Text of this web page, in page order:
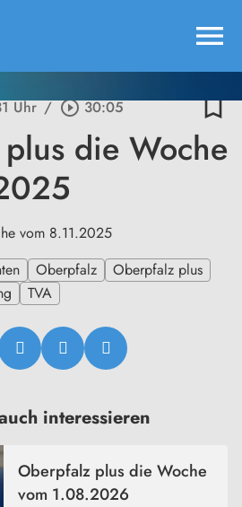
menu
Uhr / play_circle_outline30:05 bookmark_border
die Woche
vom 8.11.2025
Oberpfalz
Oberpfalz plus
TVA
interessieren
Oberpfalz plus die Woche
vom 1.08.2026